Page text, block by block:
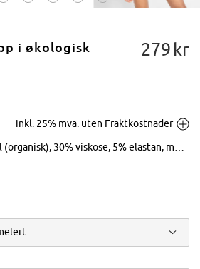
forstørre
i økologisk
279 kr
inkl. 25% mva. uten Fraktkostnader
5% elastan, mørk blå: 95% Bomull (organisk), 5% elastan